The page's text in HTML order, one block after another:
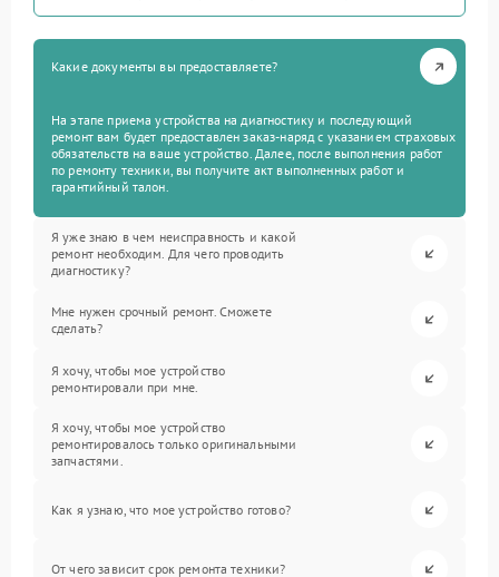
Какие документы вы предоставляете?
На этапе приема устройства на диагностику и последующий
ремонт вам будет предоставлен заказ-наряд с указанием страховых
обязательств на ваше устройство. Далее, после выполнения работ
по ремонту техники, вы получите акт выполненных работ и
гарантийный талон.
Я уже знаю в чем неисправность и какой
ремонт необходим. Для чего проводить
диагностику?
Мне нужен срочный ремонт. Сможете
сделать?
Я хочу, чтобы мое устройство
ремонтировали при мне.
Я хочу, чтобы мое устройство
ремонтировалось только оригинальными
запчастями.
Как я узнаю, что мое устройство готово?
От чего зависит срок ремонта техники?